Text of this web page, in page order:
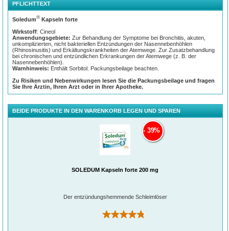
Atemwegserkrankungen – facettenreich und kräftezehrend
komplex unser Atmungssystem ist,
so vielfältig ist auch das Spektrum
möglicher Atemwegserkrankungen.
Besonders verbreitet ist der
Erkältung (grippaler Infekt). Typische
meisten Fällen kein Grund, im Bett zu
bleiben, dennoch sind sie lästig und
schränken Betroffene ein.
Doch nicht nur die Linderung akuter Symptome ist wichtig, um schnell zum
gewohnten Alltag zurückkehren zu können. Darüber hinaus gilt es, ein
Verschleppen des Atemwegsinfekts und mögliche Komplikationen, wie etwa eine
Sinusitis oder Bronchitis, zu vermeiden. Daher löst das 2-in-1-Wirkprinzip des
Naturwirkstoffs Cineol nicht nur festsitzenden Schleim, sondern bekämpft
Erkältung
oberen Atemwege (Mund, Nase,
Das äußert sich unter anderem in
erkältungstypischen Symptomen wie
ihren Alltag wie gewohnt zu meistern. Hier
schaffen, denn es bekämpft die
Entzündung und löst festsitzenden Schleim.
PFLICHTTEXT
Soledum®Kapseln forte
Wirkstoff: Cineol
Anwendungsgebiete:Zur Behandlung der Symptome bei Bronchitis, akuten,
unkomplizierten, nicht bakteriellen Entzündungen der Nasennebenhöhlen
(Rhinosinusitis) und Erkältungskrankheiten der Atemwege. Zur Zusatzbehandlung
bei chronischen und entzündlichen Erkrankungen der Atemwege (z. B. der
Nasennebenhöhlen).
Warnhinweis: Enthält Sorbitol. Packungsbeilage beachten.
Zu Risiken und Nebenwirkungen lesen Sie die Packungsbeilage und fragen
Sie Ihre Ärztin, Ihren Arzt oder in Ihrer Apotheke.
BEIDE PRODUKTE IN DEN WARENKORB LEGEN UND SPAREN
SOLEDUM Kapseln forte 200 mg
Der entzündungshemmende Schleimlöser
(132)
39%